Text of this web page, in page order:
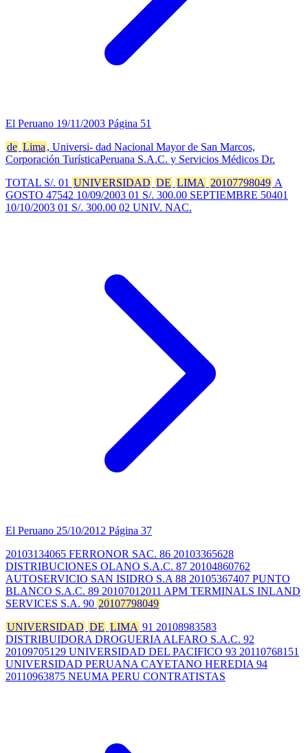
El Peruano 19/11/2003 Página 51
de Lima , Universi- dad Nacional Mayor de San Marcos,
Corporación TurísticaPeruana S.A.C. y Servicios Médicos Dr.
TOTAL S/. 01 UNIVERSIDAD DE LIMA 20107798049 A
GOSTO 47542 10/09/2003 01 S/. 300.00 SEPTIEMBRE 50401
10/10/2003 01 S/. 300.00 02 UNIV. NAC.
El Peruano 25/10/2012 Página 37
20103134065 FERRONOR SAC. 86 20103365628
DISTRIBUCIONES OLANO S.A.C. 87 20104860762
AUTOSERVICIO SAN ISIDRO S.A 88 20105367407 PUNTO
BLANCO S.A.C. 89 20107012011 APM TERMINALS INLAND
SERVICES S.A. 90 20107798049
UNIVERSIDAD DE LIMA 91 20108983583
DISTRIBUIDORA DROGUERIA ALFARO S.A.C. 92
20109705129 UNIVERSIDAD DEL PACIFICO 93 20110768151
UNIVERSIDAD PERUANA CAYETANO HEREDIA 94
20110963875 NEUMA PERU CONTRATISTAS